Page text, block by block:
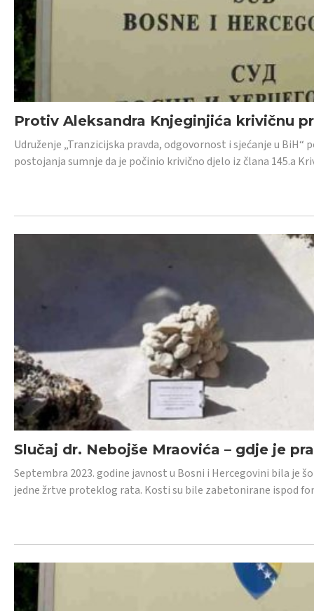
Protiv Aleksandra Knjeginjića krivičnu
Udruženje „Tranzicijska pravda, odgovornost i sjećanje u
postojanja sumnje da je počinio krivično djelo iz člana 145.a
Slučaj dr. Nebojše Mraovića – gdje je
Septembra 2023. godine javnost u Bosni i Hercegovini bila je
jedne žrtve proteklog rata. Kosti su bile zabetonirane ispod